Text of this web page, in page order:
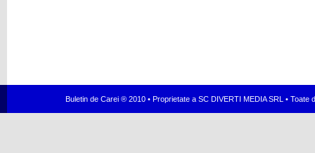
Buletin de Carei ® 2010 • Proprietate a SC DIVERTI MEDIA SRL •